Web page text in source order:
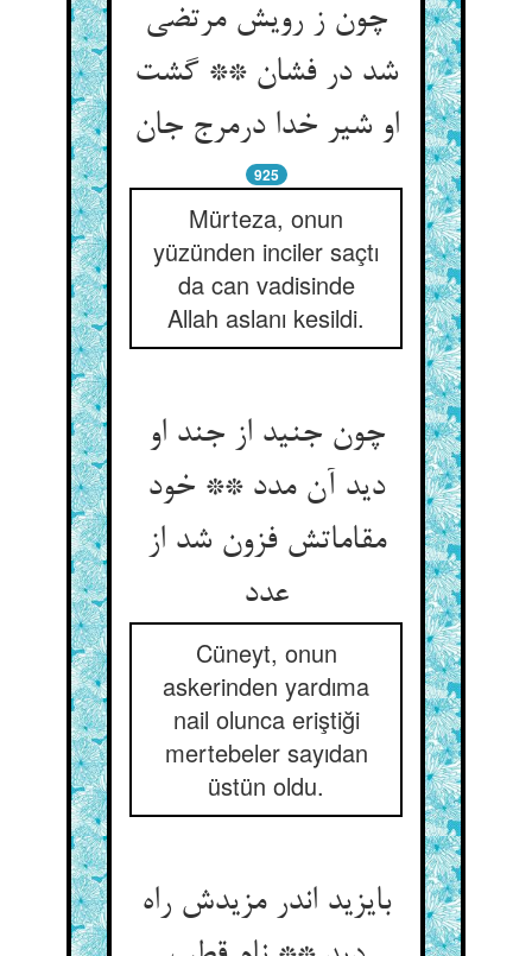
چون ز رویش مرتضی
شد در فشان ** گشت
او شیر خدا درمرج جان‏
925
Mürteza, onun
yüzünden inciler saçtı
da can vadisinde
Allah aslanı kesildi.
چون جنید از جند او
دید آن مدد ** خود
مقاماتش فزون شد از
عدد
Cüneyt, onun
askerinden yardıma
nail olunca eriştiği
mertebeler sayıdan
üstün oldu.
بایزید اندر مزیدش راه